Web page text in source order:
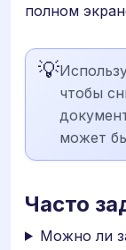
полном
💡
чтобы
может
Часто
Можно ли